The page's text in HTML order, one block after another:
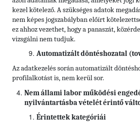
kezel kötelező. A szükséges adatok
nem képes jogszabályban előírt
ez ahhoz vezethet, hogy a panaszát,
vizsgálni nem tudjuk.
Automatizált döntéshozatal
Az adatkezelés során automatizált
profilalkotást is, nem kerül sor.
Nem állami labor működési
nyilvántartásba vételét érintő
Érintettek kategóriái